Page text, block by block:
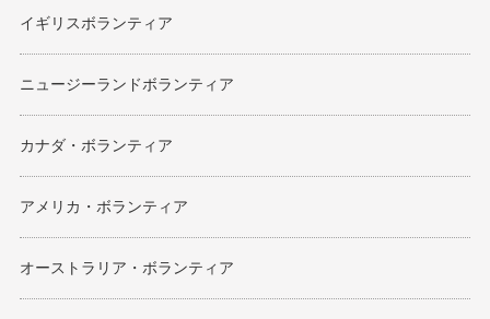
イギリスボランティア
ニュージーランドボランティア
カナダ・ボランティア
アメリカ・ボランティア
オーストラリア・ボランティア